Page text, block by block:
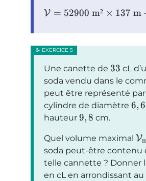
V = 52900 m² × 137m
Une canette de 33 cL
soda vendu dans le
peut être représenté
cylindre de diamètre 6,6
hauteur 9,8 cm.
Quel volume maximal V
soda peut-être contenu
telle cannette ? Donner
en cL en arrondissant